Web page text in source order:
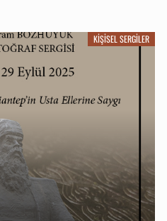
KIŞISEL SERGILER